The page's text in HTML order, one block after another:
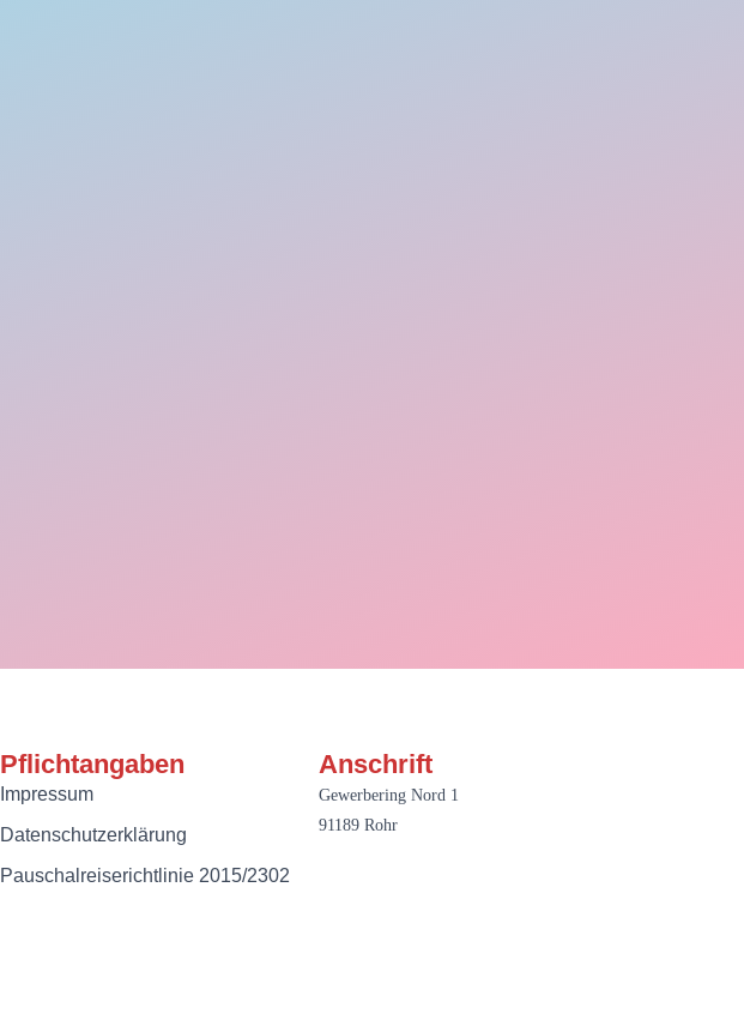
Pflichtangaben
Impressum
Datenschutzerklärung
Pauschalreiserichtlinie 2015/2302
Anschrift
Gewerbering Nord 1
91189 Rohr